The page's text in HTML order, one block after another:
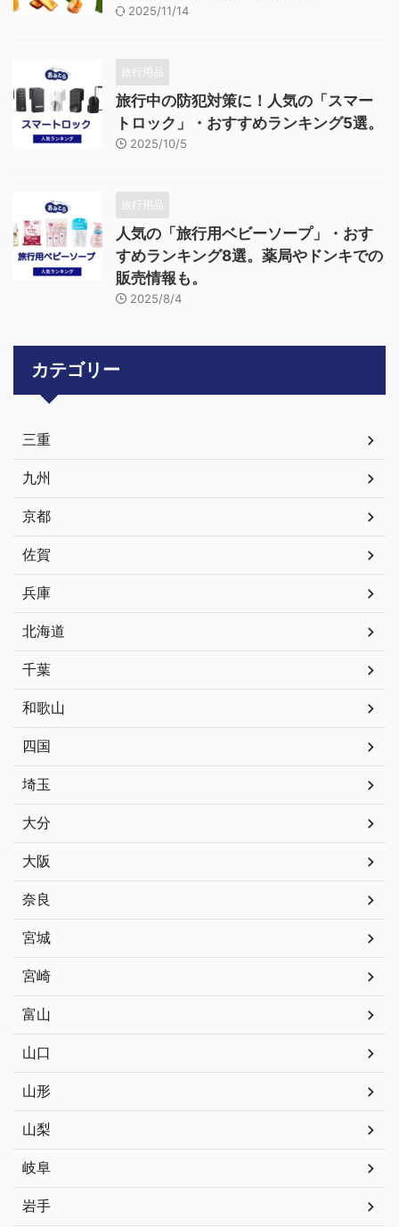
2025/11/14
旅行用品
旅行中の防犯対策に！人気の「スマー
トロック」・おすすめランキング5選。
2025/10/5
旅行用品
人気の「旅行用ベビーソープ」・おす
すめランキング8選。薬局やドンキでの
販売情報も。
2025/8/4
カテゴリー
三重
九州
京都
佐賀
兵庫
北海道
千葉
和歌山
四国
埼玉
大分
大阪
奈良
宮城
宮崎
富山
山口
山形
山梨
岐阜
岩手